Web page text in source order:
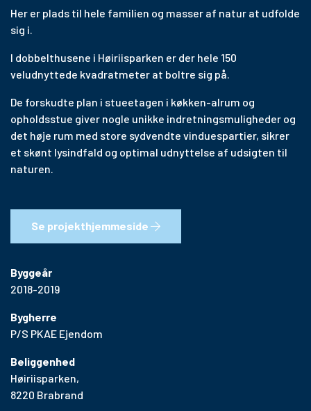
Her er plads til hele familien og masser af natur at udfolde
sig i.
I dobbelthusene i Høiriisparken er der hele 150
veludnyttede kvadratmeter at boltre sig på.
De forskudte plan i stueetagen i køkken-alrum og
opholdsstue giver nogle unikke indretningsmuligheder og
det høje rum med store sydvendte vinduespartier, sikrer
et skønt lysindfald og optimal udnyttelse af udsigten til
naturen.
Se projekthjemmeside
Byggeår
2018-2019
Bygherre
P/S PKAE Ejendom
Beliggenhed
Høiriisparken,
8220 Brabrand